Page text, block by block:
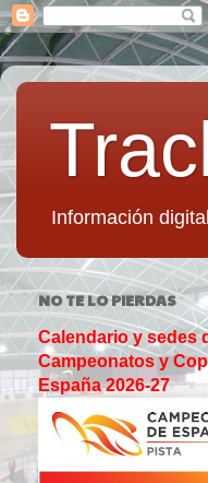
Información
NO TE LO PIERDAS
Calendario y sedes
Campeonatos y
España 2026-27